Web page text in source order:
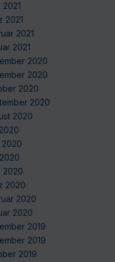
2021
2021
2021
2021
2020
2020
2020
2020
2020
2020
2020
2020
2020
2020
2019
2019
2019